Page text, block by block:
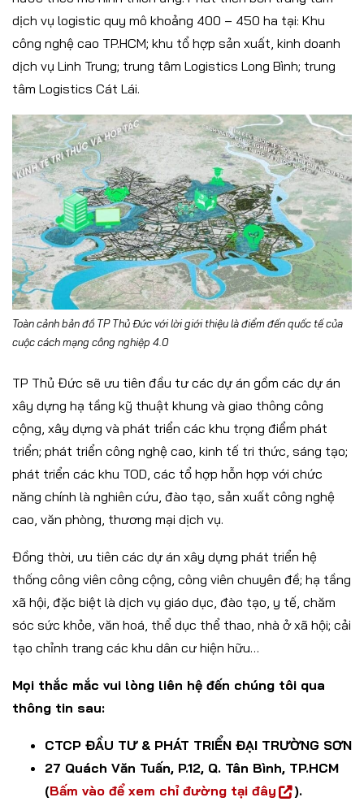
dịch vụ logistic quy mô khoảng 400 – 450 ha tại: Khu
công nghệ cao TP.HCM; khu tổ hợp sản xuất, kinh doanh
dịch vụ Linh Trung; trung tâm Logistics Long Bình; trung
tâm Logistics Cát Lái.
Toàn cảnh bản đồ TP Thủ Đức với lời giới thiệu là điểm đến quốc tế của
cuộc cách mạng công nghiệp 4.0
TP Thủ Đức sẽ ưu tiên đầu tư các dự án gồm các dự án
xây dựng hạ tầng kỹ thuật khung và giao thông công
cộng, xây dựng và phát triển các khu trọng điểm phát
triển; phát triển công nghệ cao, kinh tế tri thức, sáng tạo;
phát triển các khu TOD, các tổ hợp hỗn hợp với chức
năng chính là nghiên cứu, đào tạo, sản xuất công nghệ
cao, văn phòng, thương mại dịch vụ.
Đồng thời, ưu tiên các dự án xây dựng phát triển hệ
thống công viên công cộng, công viên chuyên đề; hạ tầng
xã hội, đặc biệt là dịch vụ giáo dục, đào tạo, y tế, chăm
sóc sức khỏe, văn hoá, thể dục thể thao, nhà ở xã hội; cải
tạo chỉnh trang các khu dân cư hiện hữu…
Mọi thắc mắc vui lòng liên hệ đến chúng tôi qua
thông tin sau:
CTCP ĐẦU TƯ & PHÁT TRIỂN ĐẠI TRƯỜNG SƠN
27 Quách Văn Tuấn, P.12, Q. Tân Bình, TP.HCM
(Bấm vào để xem chỉ đường tại đây
).